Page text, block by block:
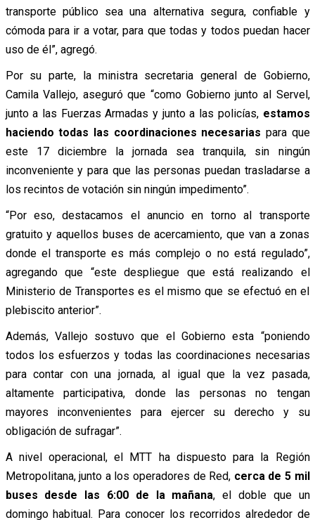
transporte público sea una alternativa segura, confiable y
cómoda para ir a votar, para que todas y todos puedan hacer
uso de él”, agregó.
Por su parte, la ministra secretaria general de Gobierno,
Camila Vallejo, aseguró que “como Gobierno junto al Servel,
junto a las Fuerzas Armadas y junto a las policías, estamos
haciendo todas las coordinaciones necesarias para que
este 17 diciembre la jornada sea tranquila, sin ningún
inconveniente y para que las personas puedan trasladarse a
los recintos de votación sin ningún impedimento”.
“Por eso, destacamos el anuncio en torno al transporte
gratuito y aquellos buses de acercamiento, que van a zonas
donde el transporte es más complejo o no está regulado”,
agregando que “este despliegue que está realizando el
Ministerio de Transportes es el mismo que se efectuó en el
plebiscito anterior”.
Además, Vallejo sostuvo que el Gobierno esta “poniendo
todos los esfuerzos y todas las coordinaciones necesarias
para contar con una jornada, al igual que la vez pasada,
altamente participativa, donde las personas no tengan
mayores inconvenientes para ejercer su derecho y su
obligación de sufragar”.
A nivel operacional, el MTT ha dispuesto para la Región
Metropolitana, junto a los operadores de Red, cerca de 5 mil
buses desde las 6:00 de la mañana, el doble que un
domingo habitual. Para conocer los recorridos alrededor de